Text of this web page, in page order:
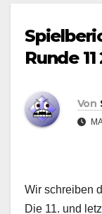
Runde
Von
Wir schreiben
Die 11. und